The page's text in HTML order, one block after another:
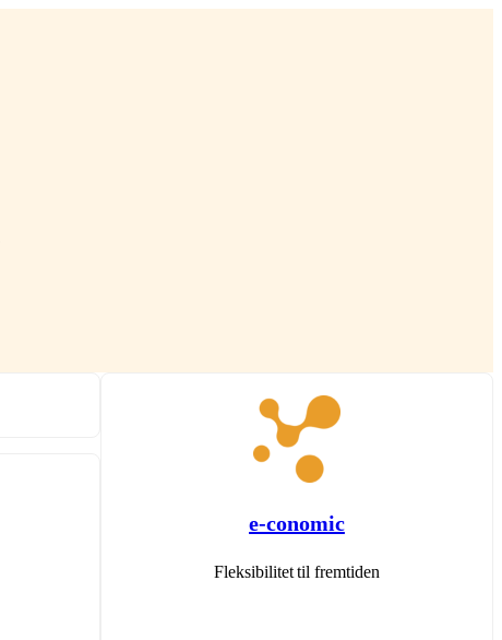
e-conomic
Fleksibilitet til fremtiden